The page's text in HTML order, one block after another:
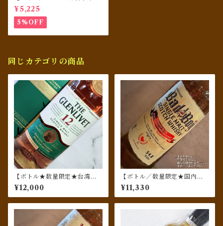
限定】 リンクウッド 10年 201
4 1stフィルオロロソシェリー
クォーターカスク フィニッシ
ュ★ウイスキーヒーローズ★A
HERO ON HOLIDAY
¥5,225
5%OFF
同じカテゴリの商品
【ボトル★数量限定★台湾専
売品★日本未発売】ザ・グレ
ンリベット 12年 ラム&バーボ
ンカスクセレクション
¥12,000
【ボトル／数量限定★国内流
通120本】 クライゲラヒ（Cr
aigellachie）[2016] 8年 Bad
Boy #3／ウィスキーファイン
¥11,330